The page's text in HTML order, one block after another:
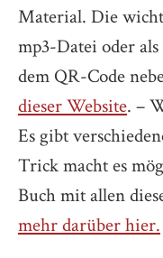
Material. Die
mp3-Datei oder
dem QR-Code
dieser Website. –
Es gibt
Trick macht es
Buch mit allen
mehr darüber hier.